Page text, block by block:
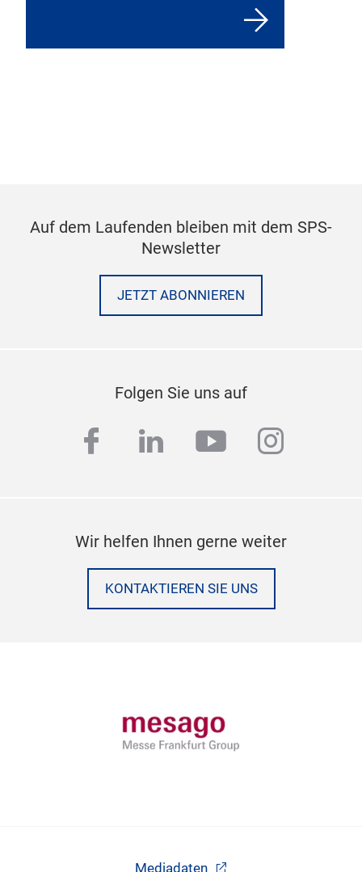
Auf dem Laufenden bleiben mit dem SPS-
Newsletter
JETZT ABONNIEREN
Folgen Sie uns auf
facebook
linkedinyoutube
Wir helfen Ihnen gerne weiter
KONTAKTIEREN SIE UNS
Mediadaten